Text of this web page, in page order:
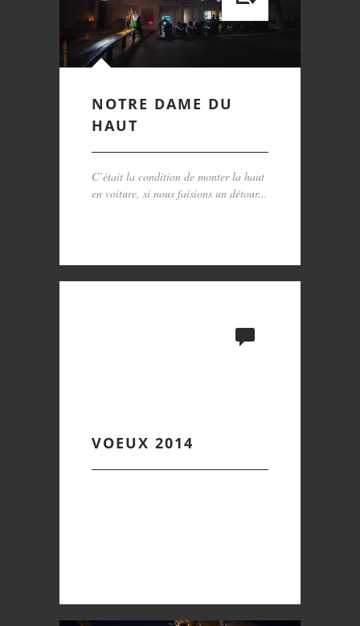
NOTRE DAME DU
HAUT
C’était la condition de monter la haut
en voiture, si nous faisions un détour...
VOEUX 2014